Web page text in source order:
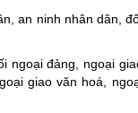
an ninh nhân dân,
ngoại đảng, ngoại
giao văn hoá,